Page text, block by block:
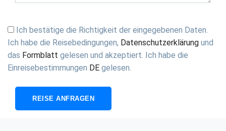
Ich bestätige die Richtigkeit der eingegebenen Daten.
Ich habe die Reisebedingungen, Datenschutzerklärung und
das Formblatt gelesen und akzeptiert. Ich habe die
Einreisebestimmungen DE gelesen.